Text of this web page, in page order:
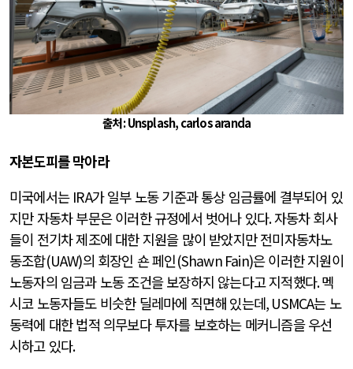
출처 :Unsplash,carlos aranda
자본도피를 막아라
미국에서는 IRA가 일부 노동 기준과 통상 임금률에 결부되어 있
지만 자동차 부문은 이러한 규정에서 벗어나 있다.자동차 회사
들이 전기차 제조에 대한 지원을 많이 받았지만 전미자동차노
동조합(UAW)의 회장인 숀 페인(Shawn Fain)은 이러한 지원이
노동자의 임금과 노동 조건을 보장하지 않는다고 지적했다.멕
시코 노동자들도 비슷한 딜레마에 직면해 있는데, USMCA는 노
동력에 대한 법적 의무보다 투자를 보호하는 메커니즘을 우선
시하고 있다.